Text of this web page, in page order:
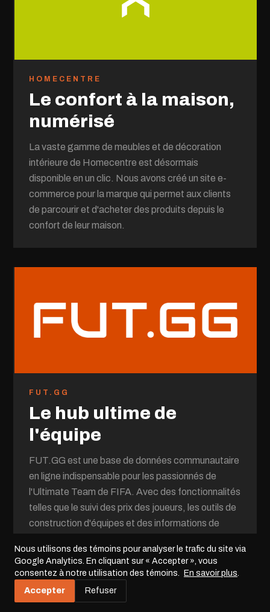
HOMECENTRE
Le confort à la maison,
numérisé
La vaste gamme de meubles et de décoration
intérieure de Homecentre est désormais
disponible en un clic. Nous avons créé un site e-
commerce pour la marque qui permet aux clients
de parcourir et d'acheter des produits depuis le
confort de leur maison.
FUT.GG
Le hub ultime de
l'équipe
FUT.GG est une base de données communautaire
en ligne indispensable pour les passionnés de
l'Ultimate Team de FIFA. Avec des fonctionnalités
telles que le suivi des prix des joueurs, les outils de
construction d'équipes et des informations de
incontournable pour les joueurs chevronnés
souhaitant optimiser leur expérience de jeu et
rester informés au sein de la communauté FIFA.
Nous utilisons des témoins pour analyser le trafic du site via
Google Analytics. En cliquant sur « Accepter », vous
consentez à notre utilisation des témoins.
En savoir plus.
Accepter
Refuser